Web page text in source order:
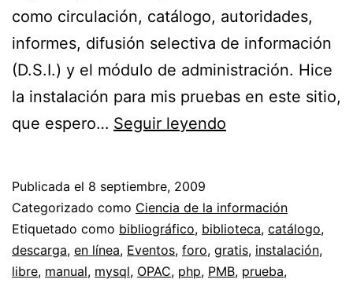
como circulación, catálogo, autoridades,
informes, difusión selectiva de información
(D.S.I.) y el módulo de administración. Hice
la instalación para mis pruebas en este sitio,
que espero… Seguir leyendo
libre
Publicada el 8 septiembre, 2009
Categorizado como Ciencia de la información
Etiquetado como bibliográfico, biblioteca, catálogo,
descarga, en línea, Eventos, foro, gratis, instalación,
libre, manual, mysql, OPAC, php, PMB, prueba,